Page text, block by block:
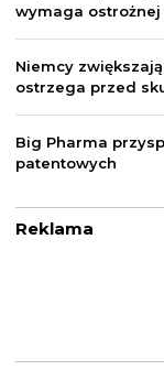
wymaga
Niemcy
ostrzega przed
Big Pharma
patentowych
Reklama